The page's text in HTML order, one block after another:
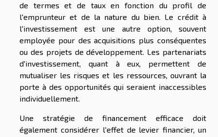
de termes et de taux en fonction du profil de
l'emprunteur et de la nature du bien. Le crédit à
l'investissement est une autre option, souvent
employée pour des acquisitions plus conséquentes
ou des projets de développement. Les partenariats
d'investissement, quant à eux, permettent de
mutualiser les risques et les ressources, ouvrant la
porte à des opportunités qui seraient inaccessibles
individuellement.
Une stratégie de financement efficace doit
également considérer l'effet de levier financier, un